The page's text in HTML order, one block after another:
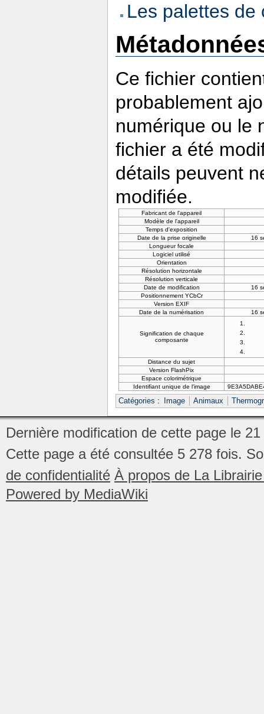
Les palettes de
Ce fichier
probablement
numérique ou le
fichier a été
détails peuvent
modifiée.
Fabricant de l'appareil
Modèle de l'appareil
Temps d'exposition
Date de la prise originelle
16
Longueur focale
Logiciel utilisé
Orientation
Résolution horizontale
Résolution verticale
Date de modification
16
Positionnement YCbCr
Version EXIF
Date de la numérisation
16
Signification de chaque
composante
Distance du sujet
Version FlashPix
Espace colorimétrique
Identifiant unique de l'image
Catégories : Image Animaux
Dernière modification de cette page le
Cette page a été consultée 5 278 fois.
de confidentialité À propos de La
Powered by MediaWiki